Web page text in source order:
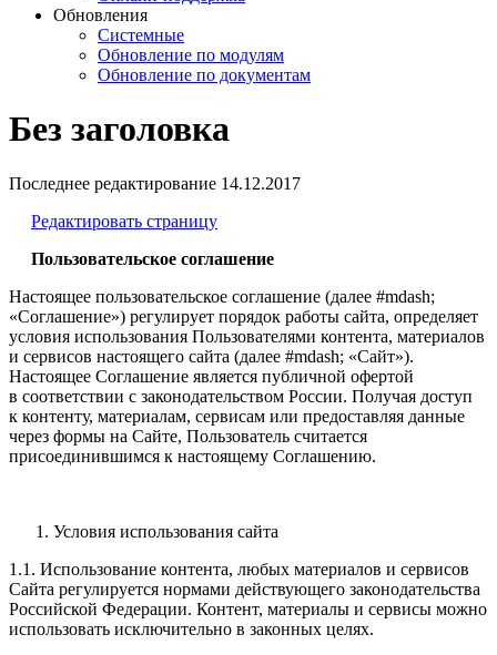
Обновления
Системные
Обновление по модулям
Обновление по документам
Без заголовка
Последнее редактирование 14.12.2017
Редактировать страницу
Пользовательское соглашение
Настоящее пользовательское соглашение (далее #mdash;
«Соглашение») регулирует порядок работы сайта, определяет
условия использования Пользователями контента, материалов
и сервисов настоящего сайта (далее #mdash; «Сайт»).
Настоящее Соглашение является публичной офертой
в соответствии с законодательством России. Получая доступ
к контенту, материалам, сервисам или предоставляя данные
через формы на Сайте, Пользователь считается
присоединившимся к настоящему Соглашению.
Условия использования сайта
1.1. Использование контента, любых материалов и сервисов
Сайта регулируется нормами действующего законодательства
Российской Федерации. Контент, материалы и сервисы можно
использовать исключительно в законных целях.